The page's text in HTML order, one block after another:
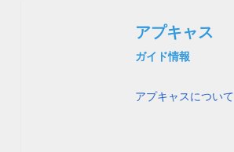
アプキャス
ガイド情報
アプキャスについて